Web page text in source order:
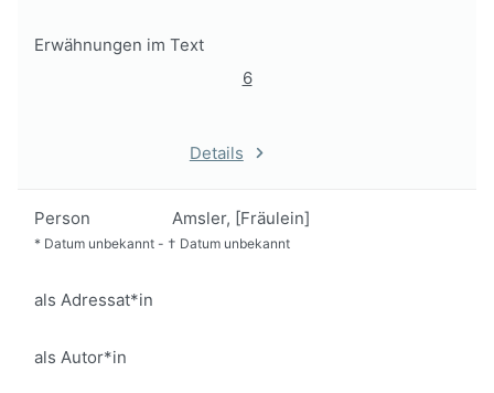
Erwähnungen im Text
6
Details
Person Amsler, [Fräulein]
* Datum unbekannt - † Datum unbekannt
als Adressat*in
als Autor*in